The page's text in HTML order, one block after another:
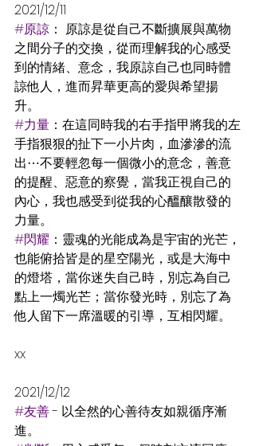
2021/12/11
#原諒 ： 原諒是從自己不斷擴展與萬物
之間分子的交換，從而理解我的心感受
到的情緒、意念，我原諒自己也同時體
諒他人，進而昇華更高的愛與希望揚
升。
#力量 ：在這同時我的右手指甲將我的左
手指狠狠的扯下一小片肉，血滲滲的流
出⋯不要輕忽每一個微小的意念，善意
的提醒、惡意的察覺，當我正視自己的
內心，我也感受到從我的心醞釀散發的
力量。
#閃耀 ：靈魂的光能成為是宇宙的光芒，
也能俯拾皆是的星空陽光，或是大海中
的燈塔，當你迷失自己時，別忘為自己
點上一燭光芒；當你發光時，別忘了為
他人留下一席溫暖的引導，互相閃耀。
xx
2021/12/12
#友善 - 以全然的心善待友如親循序漸
進。